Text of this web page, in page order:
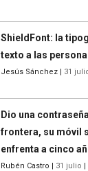
ShieldFont: la
texto a las
Jesús Sánchez | 31
Dio una
frontera, su móvil
enfrenta a cinco
Rubén Castro | 31 julio |